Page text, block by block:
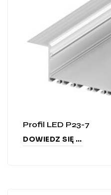
Profil LED P23-7
DOWIEDZ SIĘ WIĘCEJ